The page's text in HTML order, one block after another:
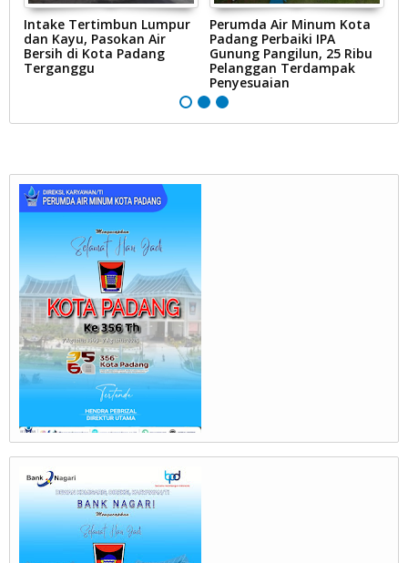
Intake Tertimbun Lumpur
dan Kayu, Pasokan Air
Bersih di Kota Padang
Terganggu
Perumda Air Minum Kota
Padang Perbaiki IPA
Gunung Pangilun, 25 Ribu
Pelanggan Terdampak
Penyesuaian